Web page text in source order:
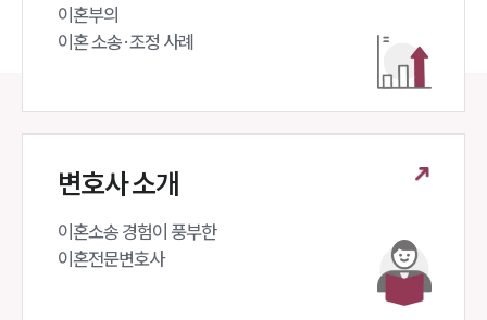
이혼부의
이혼 소송·조정 사례
변호사 소개
이혼소송 경험이 풍부한
이혼전문변호사